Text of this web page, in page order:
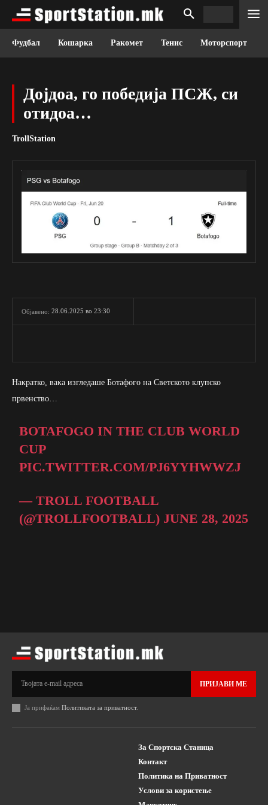
Фудбал Кошарка Ракомет Тенис Моторспорт
Дојдоа, го победија ПСЖ, си
отидоа…
TrollStation
Објавено: 28.06.2025 во 23:30
Накратко, вака изгледаше Ботафого на Светското клупско
првенство…
BOTAFOGO IN THE CLUB WORLD
CUP
PIC.TWITTER.COM/PJ6YYHWWZJ
— TROLL FOOTBALL
(@TROLLFOOTBALL) JUNE 28, 2025
ПРИЈАВИ МЕ
Ја прифаќам Политиката за приватност.
За Спортска Станица
Контакт
Политика на Приватност
Услови за користење